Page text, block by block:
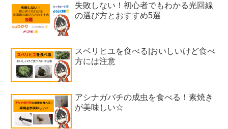
失敗しない！初心者でもわかる光回線
の選び方とおすすめ5選
スベリヒユを食べる|おいしいけど食べ
方には注意
アシナガバチの成虫を食べる！素焼き
が美味しい☆